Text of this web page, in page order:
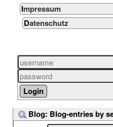
Impressum
Datenschutz
Blog: Blog-entries by